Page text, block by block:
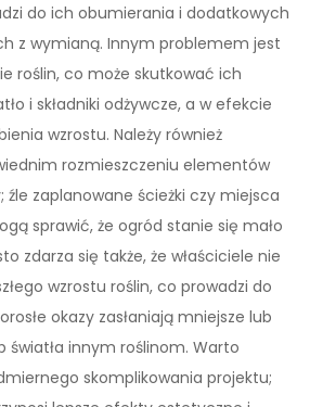
do ich obumierania i dodatkowych
z wymianą. Innym problemem jest
roślin, co może skutkować ich
i składniki odżywcze, a w efekcie
wzrostu. Należy również
rozmieszczeniu elementów
źle zaplanowane ścieżki czy miejsca
sprawić, że ogród stanie się mało
zdarza się także, że właściciele nie
wzrostu roślin, co prowadzi do
okazy zasłaniają mniejsze lub
światła innym roślinom. Warto
skomplikowania projektu;